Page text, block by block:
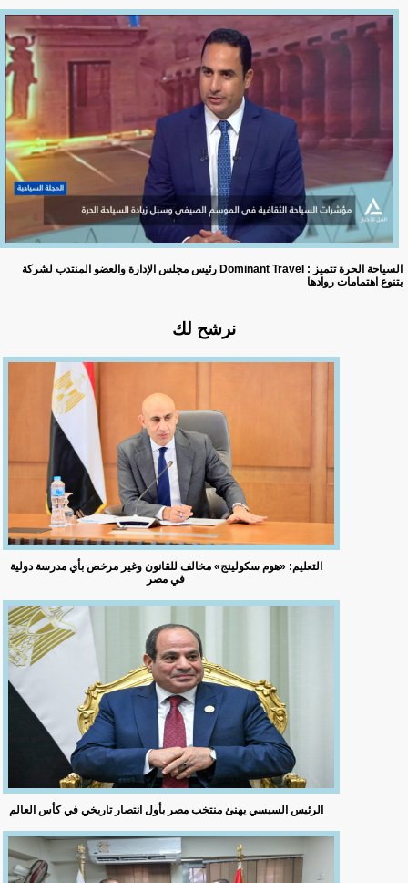
رئيس مجلس الإدارة والعضو المنتدب لشركة Dominant TraveI : السياحة الحرة تتميز
بتنوع اهتمامات روادها
نرشح لك
التعليم: «هوم سكولينج» مخالف للقانون وغير مرخص بأي مدرسة دولية
في مصر
الرئيس السيسي يهنئ منتخب مصر بأول انتصار تاريخي في كأس العالم